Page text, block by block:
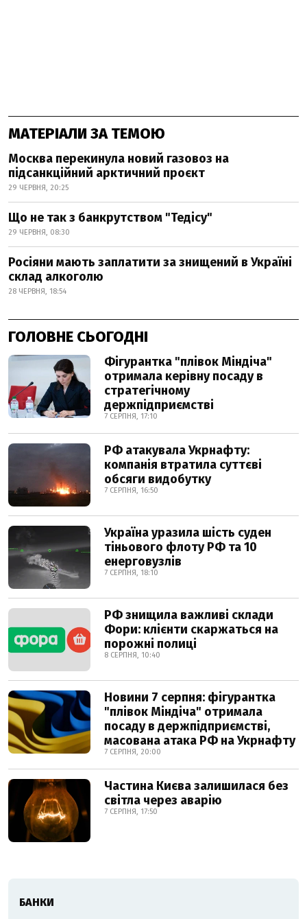
МАТЕРІАЛИ ЗА ТЕМОЮ
Москва перекинула новий газовоз на
підсанкційний арктичний проєкт
29 ЧЕРВНЯ, 20:25
Що не так з банкрутством "Тедісу"
29 ЧЕРВНЯ, 08:30
Росіяни мають заплатити за знищений в Україні
склад алкоголю
28 ЧЕРВНЯ, 18:54
ГОЛОВНЕ СЬОГОДНІ
Фігурантка "плівок Міндіча"
отримала керівну посаду в
стратегічному
держпідприємстві
7 СЕРПНЯ, 17:10
РФ атакувала Укрнафту:
компанія втратила суттєві
обсяги видобутку
7 СЕРПНЯ, 16:50
Україна уразила шість суден
тіньового флоту РФ та 10
енерговузлів
7 СЕРПНЯ, 18:10
РФ знищила важливі склади
Фори: клієнти скаржаться на
порожні полиці
8 СЕРПНЯ, 10:40
Новини 7 серпня: фігурантка
"плівок Міндіча" отримала
посаду в держпідприємстві,
масована атака РФ на Укрнафту
7 СЕРПНЯ, 20:00
Частина Києва залишилася без
світла через аварію
7 СЕРПНЯ, 17:50
БАНКИ